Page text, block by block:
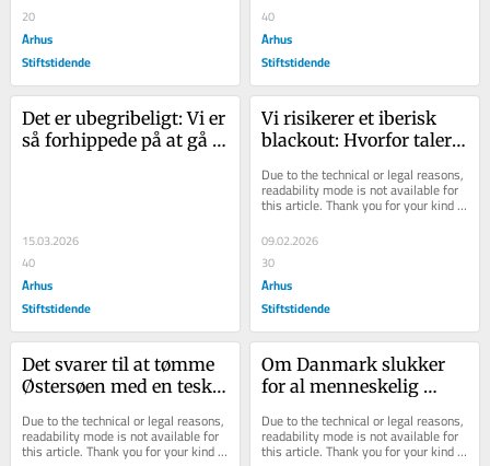
ger hol­der vand?
20
Århus
Stiftstidende
har hørt om den
40
Århus
Stiftstidende
Det er ubegribeligt: Vi er
så forhippede på at gå
15.03.2026
40
Århus
Stiftstidende
Vi risikerer et iberisk
blackout: Hvorfor taler
med vores elforsyning?
Due to the technical or legal reasons,
readability mode is not available for
this article. Thank you for your kind
09.02.2026
30
Århus
Stiftstidende
Det svarer til at tømme
Østersøen med en teske:
energiløsninger rækker
ikke
Due to the technical or legal reasons,
readability mode is not available for
this article. Thank you for your kind
Om Danmark slukker
for al menneskelig
ikke klimaet: Vi pisker
os selv
Due to the technical or legal reasons,
readability mode is not available for
this article. Thank you for your kind